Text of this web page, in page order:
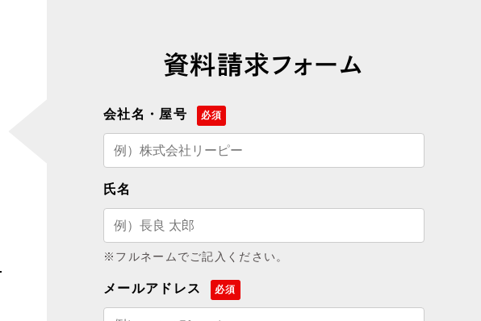
資料請求フォーム
会社名・屋号 必須
氏名
※フルネームでご記入ください。
メールアドレス 必須